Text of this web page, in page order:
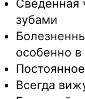
Сведенная
зубами
особенно
Всегда